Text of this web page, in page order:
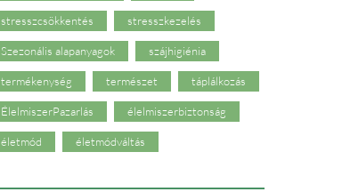
stresszcsökkentés stresszkezelés
Szezonális alapanyagok szájhigiénia
termékenység természet táplálkozás
ÉlelmiszerPazarlás élelmiszerbiztonság
életmód életmódváltás